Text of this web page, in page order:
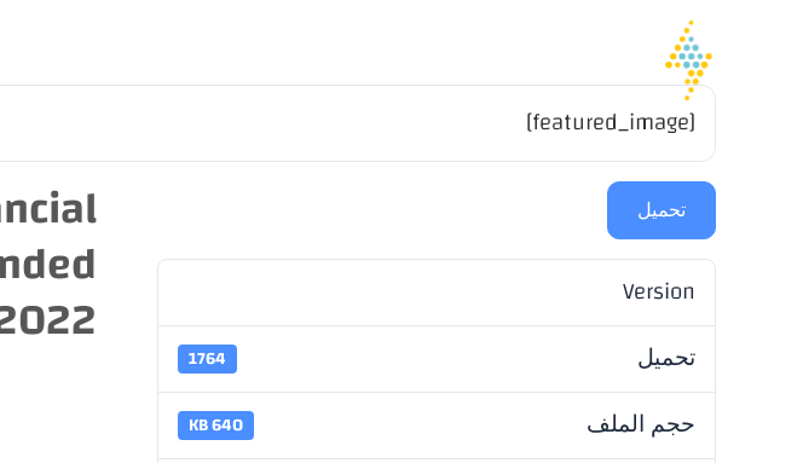
[featured_image]
تحميل
Version
تحميل
1764
حجم الملف 640 KB